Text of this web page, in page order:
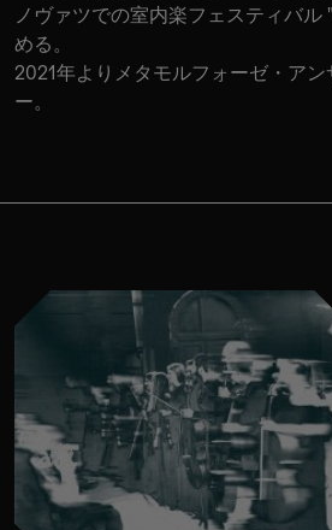
ノヴァツでの室内楽フェスティバ
める。
2021年よりメタモルフォーゼ・ア
ー。